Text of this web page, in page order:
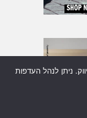
ניתן לנהל העדפות